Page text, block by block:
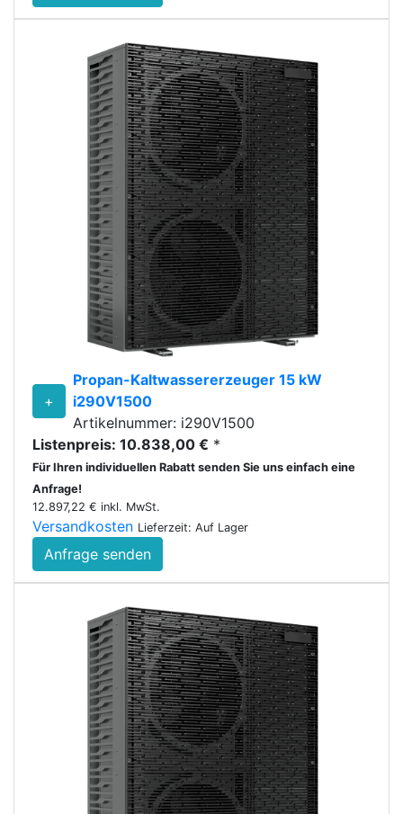
+
Propan-Kaltwassererzeuger 15 kW
i290V1500
Artikelnummer: i290V1500
Listenpreis: 10.838,00 € *
Für Ihren individuellen Rabatt senden Sie uns einfach eine
Anfrage!
12.897,22 € inkl. MwSt.
Versandkosten Lieferzeit: Auf Lager
Anfrage senden